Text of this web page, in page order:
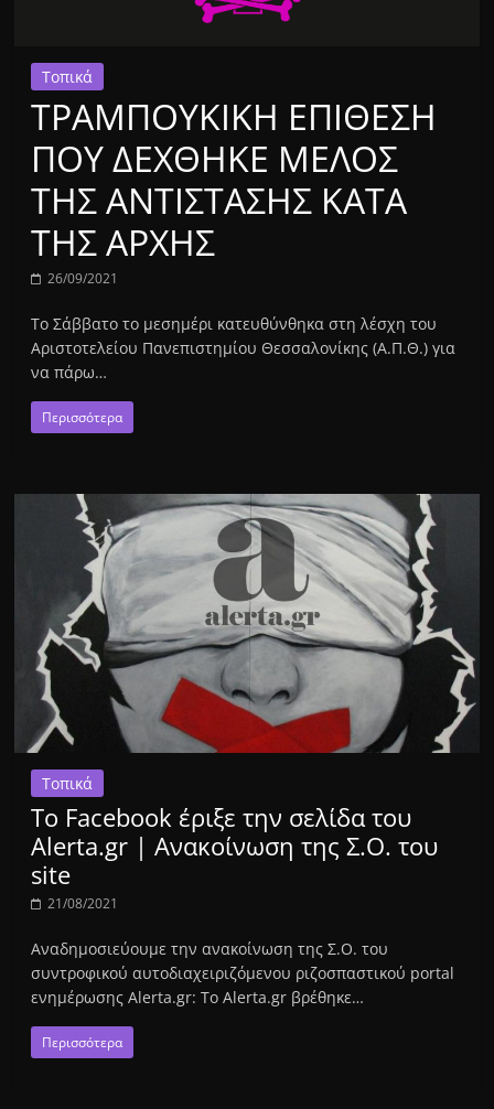
Τοπικά
ΤΡΑΜΠΟΥΚΙΚΗ ΕΠΙΘΕΣΗ
ΠΟΥ ΔΕΧΘΗΚΕ ΜΕΛΟΣ
ΤΗΣ ΑΝΤΙΣΤΑΣΗΣ ΚΑΤΑ
ΤΗΣ ΑΡΧΗΣ
26/09/2021
Το Σάββατο το μεσημέρι κατευθύνθηκα στη λέσχη του
Αριστοτελείου Πανεπιστημίου Θεσσαλονίκης (Α.Π.Θ.) για
να πάρω…
Περισσότερα
Τοπικά
Το Facebook έριξε την σελίδα του
Alerta.gr | Ανακοίνωση της Σ.Ο. του
site
21/08/2021
Αναδημοσιεύουμε την ανακοίνωση της Σ.Ο. του
συντροφικού αυτοδιαχειριζόμενου ριζοσπαστικού portal
ενημέρωσης Αlerta.gr: Το Alerta.gr βρέθηκε…
Περισσότερα